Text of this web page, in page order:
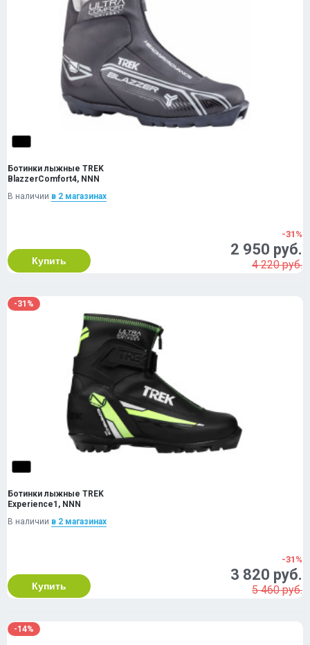
Ботинки лыжные TREK
BlazzerComfort4, NNN
В наличии в 2 магазинах
Купить
-31%
2 950 руб.
4 220 руб.
-31%
Ботинки лыжные TREK
Experience1, NNN
В наличии в 2 магазинах
Купить
-31%
3 820 руб.
5 460 руб.
-14%